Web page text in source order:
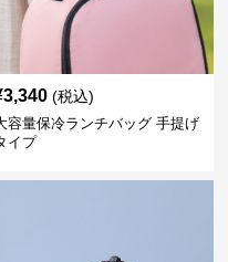
3,340 (税込)
容量保冷ランチバッグ 手提げ
イプ